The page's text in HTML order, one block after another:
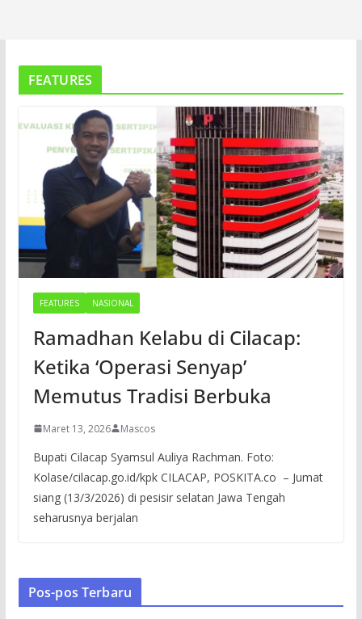
FEATURES
FEATURES NASIONAL
Ramadhan Kelabu di Cilacap:
Ketika ‘Operasi Senyap’
Memutus Tradisi Berbuka
Maret 13, 2026 Mascos
Bupati Cilacap Syamsul Auliya Rachman. Foto:
Kolase/cilacap.go.id/kpk CILACAP, POSKITA.co – Jumat
siang (13/3/2026) di pesisir selatan Jawa Tengah
seharusnya berjalan
Pos-pos Terbaru